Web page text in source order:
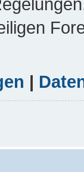
|